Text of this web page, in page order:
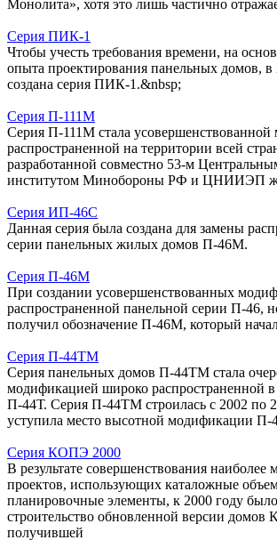
Монолита», хотя это лишь частично
Серия ПИК-1
Чтобы учесть требования времени, на
опыта проектирования панельных домов, в
создана серия ПИК-1.&nbsp;
Серия П-111М
Серия П-111М стала
распространенной на территории всей
разработанной совместно 53-м
институтом Минобороны РФ и ЦНИИЭП
Серия ИП-46С
Данная серия была создана для замены
серии панельных жилых домов П-46М.
Серия П-46М
При создании усовершенствованных
распространенной панельной серии П-46,
получил обозначение П-46М, который
Серия П-44ТМ
Серия панельных домов П-44ТМ стала
модификацией широко распространенной
П-44Т. Серия П-44ТМ строилась с 2002 по
уступила место высотной модификации
Серия КОПЭ 2000
В результате совершенствования наиболее
проектов, использующих каталожные
планировочные элементы, к 2000 году
строительство обновленной версии
получившей